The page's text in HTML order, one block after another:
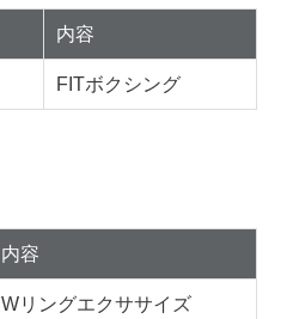
内容
FITボクシング
内容
Wリングエクササイズ